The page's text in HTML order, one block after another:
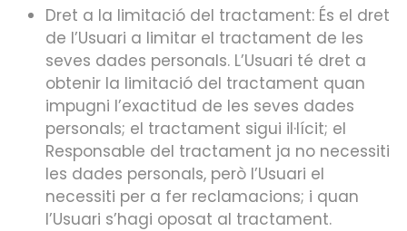
Dret a la limitació del tractament: És el dret
de l’Usuari a limitar el tractament de les
seves dades personals. L’Usuari té dret a
obtenir la limitació del tractament quan
impugni l’exactitud de les seves dades
personals; el tractament sigui il·lícit; el
Responsable del tractament ja no necessiti
les dades personals, però l’Usuari el
necessiti per a fer reclamacions; i quan
l’Usuari s’hagi oposat al tractament.